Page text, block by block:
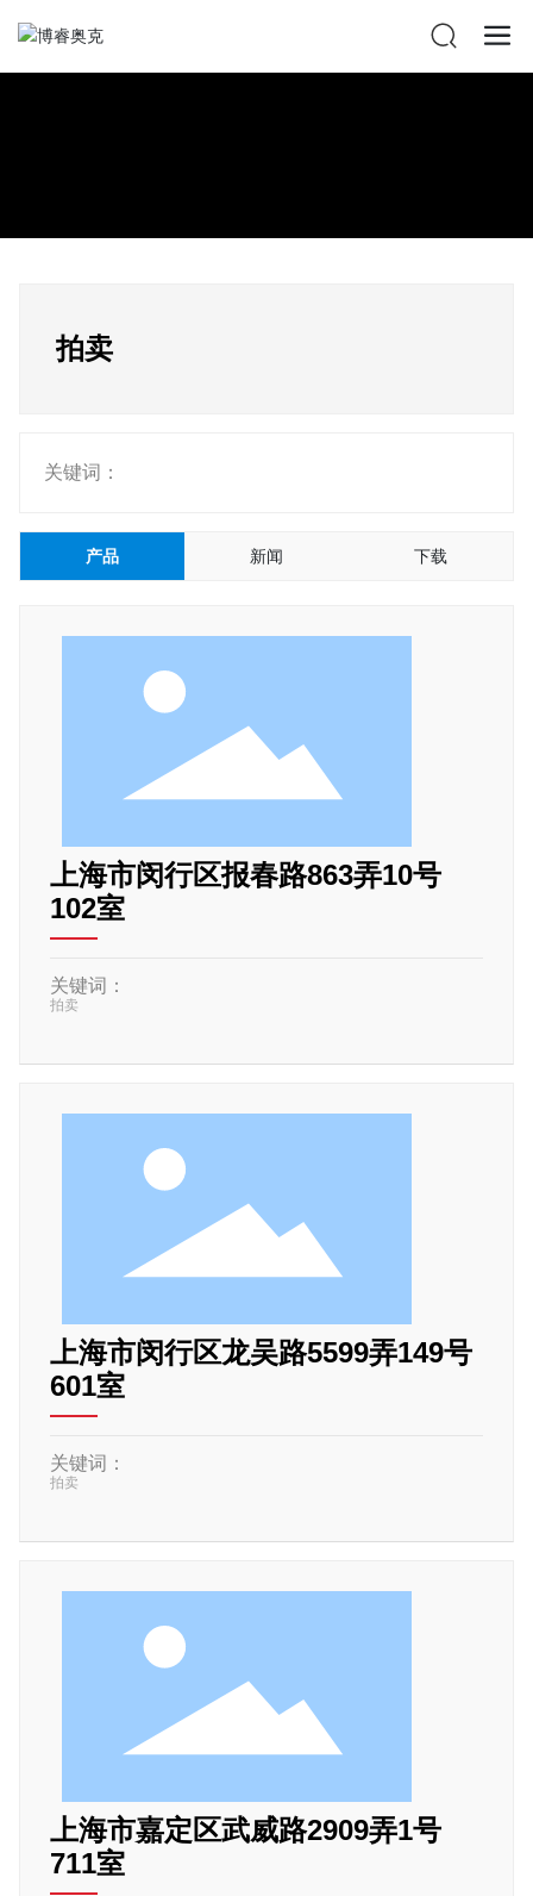
拍卖
关键词：
产品 新闻 下载
上海市闵行区报春路863弄10号
102室
关键词：
拍卖
上海市闵行区龙吴路5599弄149号
601室
关键词：
拍卖
上海市嘉定区武威路2909弄1号
711室